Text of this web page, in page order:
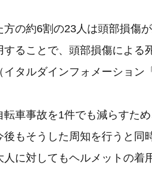
方の約6割の23人は頭部損傷
することで、頭部損傷によ
タルダインフォメーション
転車事故を1件でも減らすた
後もそうした周知を行うと
人に対してもヘルメットの着